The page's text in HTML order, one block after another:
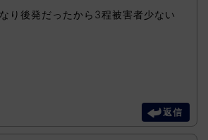
り後発だったから3程被害者少ない
返信